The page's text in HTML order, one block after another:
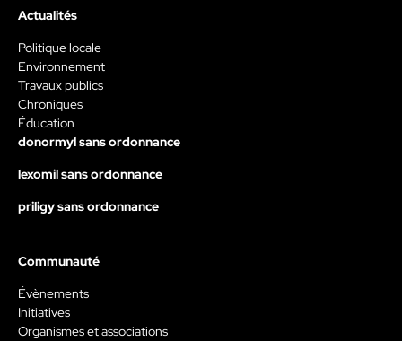
Actualités
Politique locale
Environnement
Travaux publics
Chroniques
Éducation
donormyl sans ordonnance
lexomil sans ordonnance
priligy sans ordonnance
Communauté
Évènements
Initiatives
Organismes et associations